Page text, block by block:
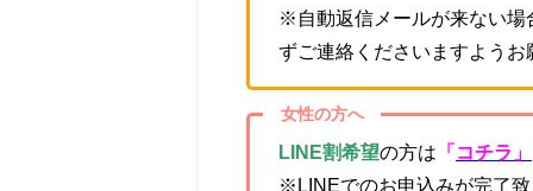
※自動返信メールが来ない場
ずご連絡くださいますようお
女性の方へ
LINE割希望の方は 「 コチラ」
※LINEでのお申込みが完了